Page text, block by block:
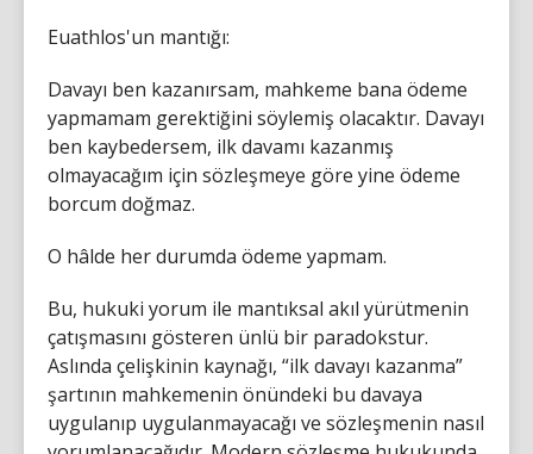
Euathlos'un mantığı:
Davayı ben kazanırsam, mahkeme bana ödeme
yapmamam gerektiğini söylemiş olacaktır. Davayı
ben kaybedersem, ilk davamı kazanmış
olmayacağım için sözleşmeye göre yine ödeme
borcum doğmaz.
O hâlde her durumda ödeme yapmam.
Bu, hukuki yorum ile mantıksal akıl yürütmenin
çatışmasını gösteren ünlü bir paradokstur.
Aslında çelişkinin kaynağı, “ilk davayı kazanma”
şartının mahkemenin önündeki bu davaya
uygulanıp uygulanmayacağı ve sözleşmenin nasıl